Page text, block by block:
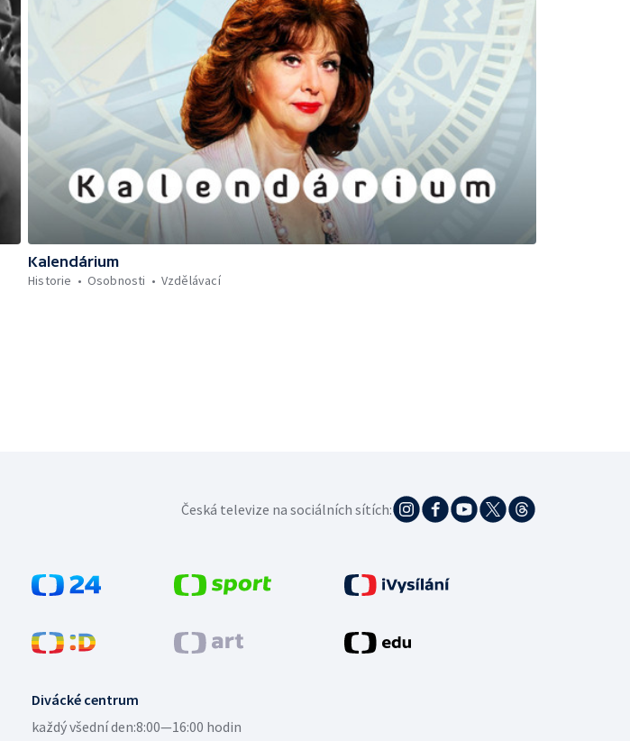
Kalendárium
Historie
Osobnosti Vzdělávací
Divácké centrum
každý všední den:8:00—16:00 hodin
Česká televize na sociálních sítích: